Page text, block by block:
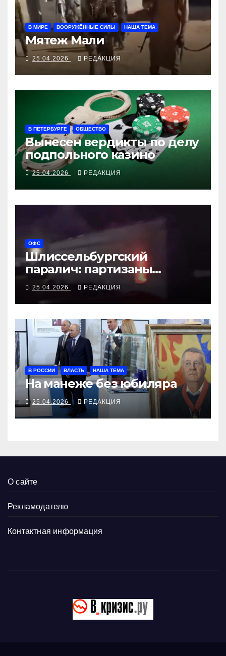
В МИРЕ ВООРУЖЁННЫЕ СИЛЫ НАША ТЕМА
Мятеж Мали
25.04.2026 РЕДАКЦИЯ
В ПЕТЕРБУРГЕ ОБЩЕСТВО
Вынесен вердикты по делу
подпольного казино
25.04.2026 РЕДАКЦИЯ
ОФС
Шлиссельбургский
паралич: партизаны
«выключили» ракетный
завод Ростеха
25.04.2026 РЕДАКЦИЯ
В РОССИИ ВЛАСТЬ НАША ТЕМА
На манеже без юбиляра
25.04.2026 РЕДАКЦИЯ
О сайте
Рекламодателю
Контактная информация